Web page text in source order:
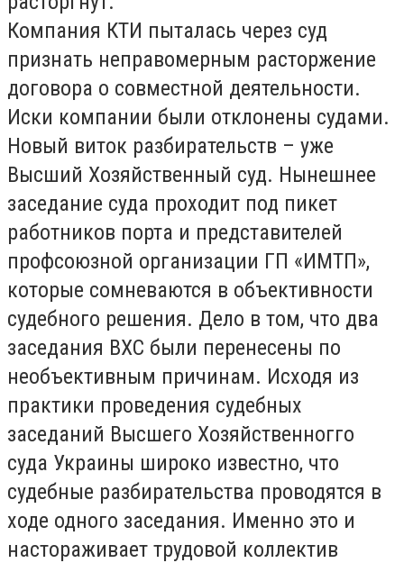
Компания КТИ пыталась через суд
признать неправомерным расторжение
договора о совместной деятельности.
Иски компании были отклонены судами.
Новый виток разбирательств – уже
Высший Хозяйственный суд. Нынешнее
заседание суда проходит под пикет
работников порта и представителей
профсоюзной организации ГП «ИМТП»,
которые сомневаются в объективности
судебного решения. Дело в том, что два
заседания ВХС были перенесены по
необъективным причинам. Исходя из
практики проведения судебных
заседаний Высшего Хозяйственногго
суда Украины широко известно, что
судебные разбирательства проводятся в
ходе одного заседания. Именно это и
настораживает трудовой коллектив